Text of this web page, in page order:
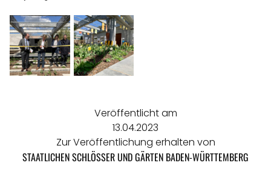
Veröffentlicht am
13.04.2023
Zur Veröffentlichung erhalten von
STAATLICHEN SCHLÖSSER UND GÄRTEN BADEN-WÜRTTEMBERG